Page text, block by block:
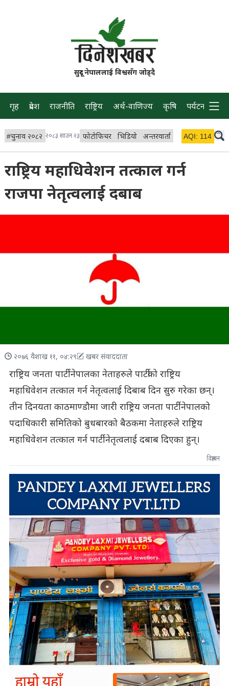
सुदूर नेपाललाई विश्वसँग जोड्दै
गृह प्रदेश राजनीति राष्ट्रिय अर्थ-वाणिज्य कृषि पर्यटन प्रवास
#चुनाव २०८२ २०८३ साउन २३ फोटोफिचर भिडियो अन्तरवार्ता विचार/ब्लग
AQI: 114
राष्ट्रिय महाधिवेशन तत्काल गर्न
राजपा नेतृत्वलाई दबाब
२०७६ वैशाख ११, ०४:२९ खबर संवाददाता
राष्ट्रिय जनता पार्टी नेपालका नेताहरुले पार्टीको राष्ट्रिय
महाधिवेशन तत्काल गर्न नेतृत्वलाई दिबाब दिन सुरु गरेका छन्।
तीन दिनयता काठमाण्डौमा जारी राष्ट्रिय जनता पार्टी नेपालको
पदाधिकारी समितिको बुधबारको बैठकमा नेताहरुले राष्ट्रिय
महाधिवेशन तत्काल गर्न पार्टी नेतृत्वलाई दबाब दिएका हुन्।
विज्ञापन